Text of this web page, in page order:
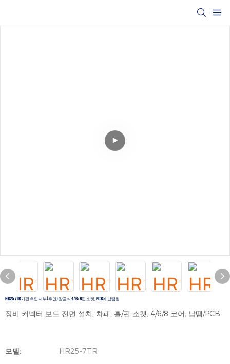
HR25-7TR 기판 측면 내부(후면) 잠금식 4/6/8핀 소켓, PCB에 납땜됨
장비 커넥터 보드 전면 설치, 차폐, 홀/핀 소켓, 4/6/8 코어, 납땜/PCB
모델:
HR25-7TR